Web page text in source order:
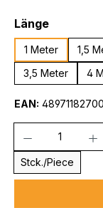
Länge
1 Meter 1,5
3,5 Meter
4
EAN:
Stck./Piece